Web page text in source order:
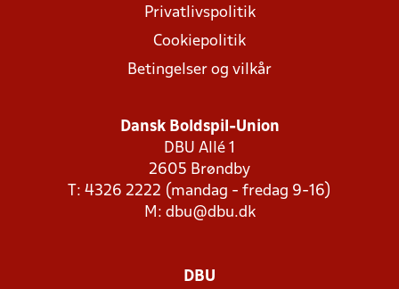
Privatlivspolitik
Cookiepolitik
Betingelser og vilkår
Dansk Boldspil-Union
DBU Allé 1
2605 Brøndby
T: 4326 2222 (mandag - fredag 9-16)
M: dbu@dbu.dk
DBU